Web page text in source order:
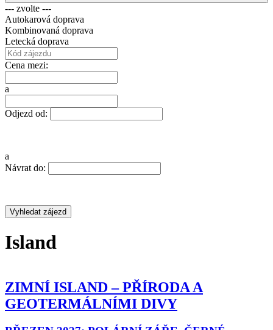
--- zvolte ---
Autokarová doprava
Kombinovaná doprava
Letecká doprava
Cena mezi:
a
Odjezd od:
a
Návrat do:
Island
ZIMNÍ ISLAND – PŘÍRODA A
GEOTERMÁLNÍMI DIVY